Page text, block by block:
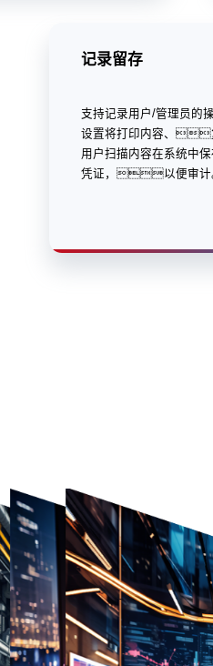
记录留存
支持记录用户/管理员的
设置将打印内容、
用户扫描内容在系统中
凭证，以便审